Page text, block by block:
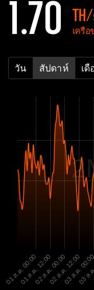
1.70 เครือ
วัน สัปดาห์ เ
01 ส.ค. 00:00
01 ส.ค. 12:00
02 ส.ค. 00:00
02 ส.ค. 12:00
03 ส.ค.03